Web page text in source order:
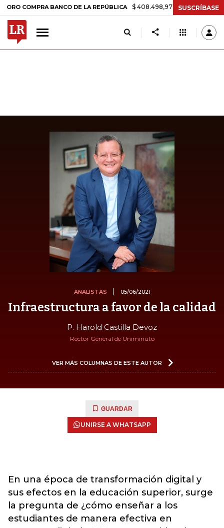
BANCO DE LA REPÚBLICA $ 408.498,97 +$ 8.753,81 +2,19%
SUSCRÍBASE
ANALISTAS 05/06/2021
Infraestructura a favor de la calidad
P. Harold Castilla Devoz
Rector General de Uniminuto
VER MÁS COLUMNAS DE ESTE AUTOR
GUARDAR
UNIRSE A WHATSAPP
En una época de transformación digital y
sus efectos en la educación superior, surge
la pregunta de ¿cómo enseñar a los
estudiantes de manera efectiva en